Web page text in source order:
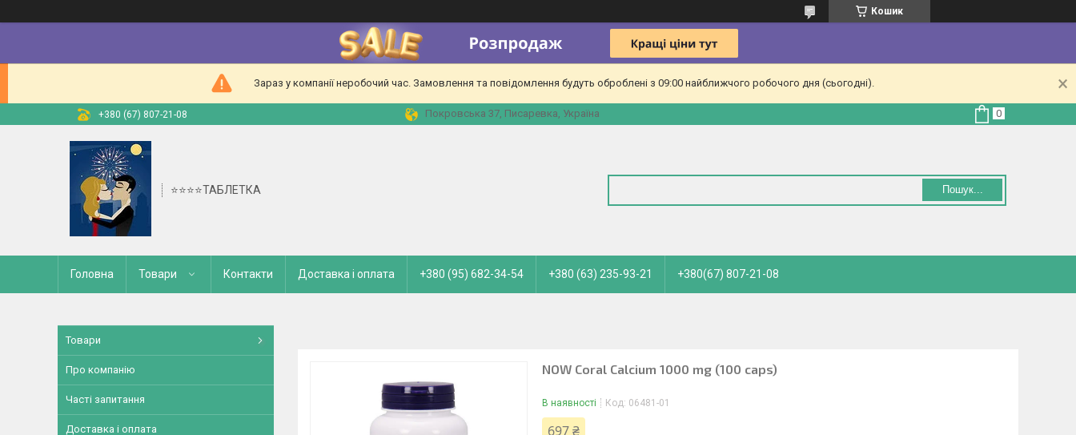
Кошик
Зараз у компанії неробочий час. Замовлення та повідомлення будуть оброблені з 09:00 найближчого робочого дня (сьогодні).
+380 (67) 807-21-08 Покровська 37, Писаревка, Україна
⭐⭐⭐⭐ТАБЛЕТКА Пошук...
Головна Товари Контакти Доставка і оплата +380 (95) 682-34-54 +380 (63) 235-93-21 +380(67) 807-21-08
NOW Coral Calcium 1000 mg (100 caps)
В наявності Код: 06481-01
697 ₴
Товари
Про компанію
Часті запитання
Доставка і оплата